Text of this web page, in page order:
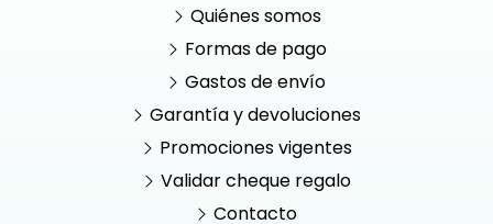
Quiénes somos
Formas de pago
Gastos de envío
Garantía y devoluciones
Promociones vigentes
Validar cheque regalo
Contacto